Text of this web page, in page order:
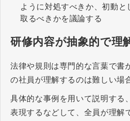
ように対処すべきか、初動と
取るべきかを議論する
研修内容が抽象的で理
法律や規則は専門的な言葉で書
の社員が理解するのは難しい場
具体的な事例を用いて説明する
表現するなどして、全員が理解